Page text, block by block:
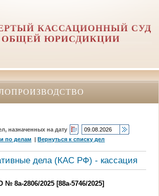
КАССАЦИОННЫЙ СУД
ОБЩЕЙ ЮРИСДИКЦИИ
назначенных на дату
по делам |Вернуться к списку дел
дела (КАC РФ) - кассация
№ 8а-2806/2025 [88а-5746/2025]